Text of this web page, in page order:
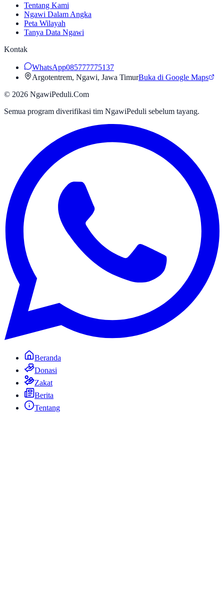
Tentang Kami
Ngawi Dalam Angka
Peta Wilayah
Tanya Data Ngawi
Kontak
WhatsApp085777775137
Argotentrem, Ngawi, Jawa TimurBuka di Google Maps
© 2026 NgawiPeduli.Com
Semua program diverifikasi tim NgawiPeduli sebelum tayang.
Beranda
Donasi
Zakat
Berita
Tentang